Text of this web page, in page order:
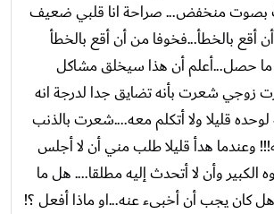
منخفض... صراحة انا قلبي ضعيف
أن أقع بالخطأ...فخوفا من أن أقع بالخطأ
حصل...أعلم أن هذا سيخلق مشاكل
زوجي شعرت بأنه تضايق جدا لدرجة انه
قليلا ولا أتكلم معه....شعرت بالذنب
وعندما هدأ قليلا طلب مني أن لا أجلس
الكبير وأن لا أتحدث إليه مطلقا.... هل ما
يجب أن أخبىء عنه...او ماذا أفعل ؟!